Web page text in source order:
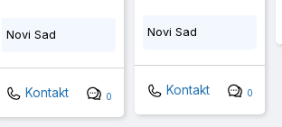
Novi Sad
Kontakt 0
Novi Sad
Kontakt 0